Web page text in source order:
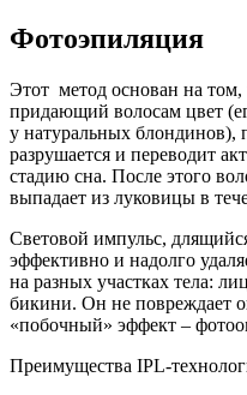
Фотоэпиляция
Этот метод основан на
придающий волосам цвет
у натуральных блондинов),
разрушается и переводит
стадию сна. После этого
выпадает из луковицы в
Световой импульс,
эффективно и надолго
на разных участках тела:
бикини. Он не повреждает
«побочный» эффект –
Преимущества IPL-